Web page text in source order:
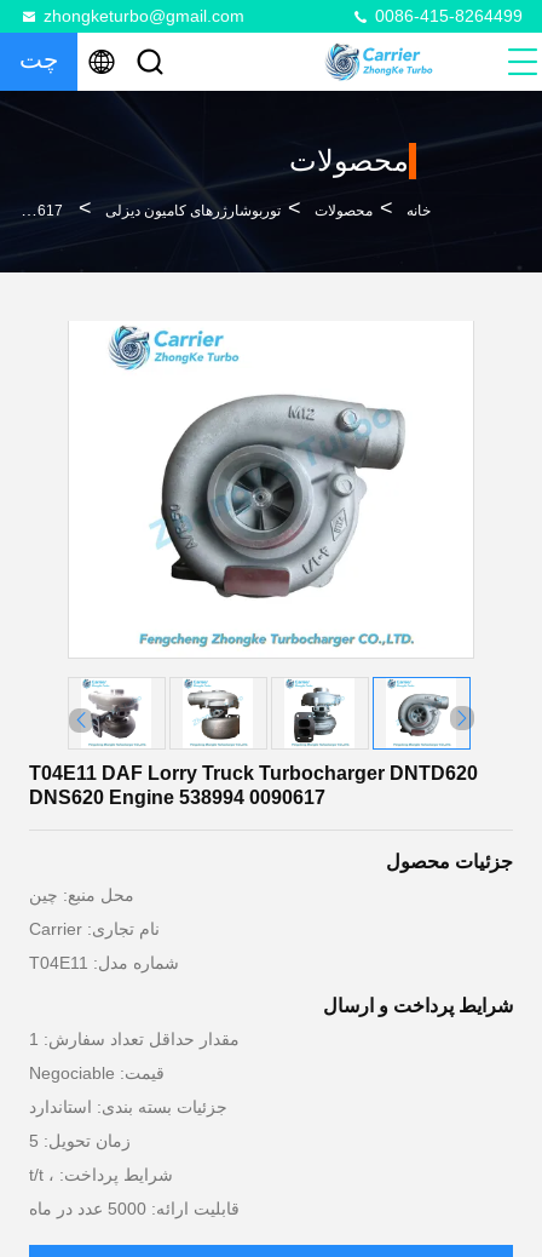
zhongketurbo@gmail.com 0086-415-8264499
چت
محصولات
خانه > محصولات > توربوشارژرهای کامیون دیزلی >
T04E11 DAF Lorry Truck Turbocharger DNTD620 DNS620 Engine 538994 0090617
T04E11 DAF Lorry Truck Turbocharger DNTD620
DNS620 Engine 538994 0090617
جزئیات محصول
محل منبع: چین
نام تجاری: Carrier
شماره مدل: T04E11
شرایط پرداخت و ارسال
مقدار حداقل تعداد سفارش: 1
قیمت: Negociable
جزئیات بسته بندی: استاندارد
زمان تحویل: 5
شرایط پرداخت: ، t/t
قابلیت ارائه: 5000 عدد در ماه